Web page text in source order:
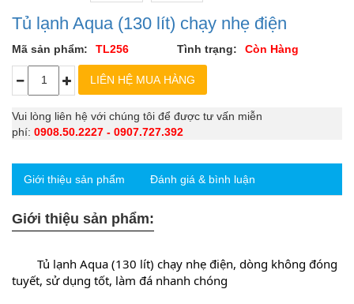
Tủ lạnh Aqua (130 lít) chạy nhẹ điện
Mã sản phẩm: TL256 Tình trạng: Còn Hàng
Vui lòng liên hệ với chúng tôi để được tư vấn miễn
phí: 0908.50.2227 - 0907.727.392
Giới thiệu sản phẩm Đánh giá & bình luận
Giới thiệu sản phẩm:
tuyết, sử dụng tốt, làm đá nhanh chóng